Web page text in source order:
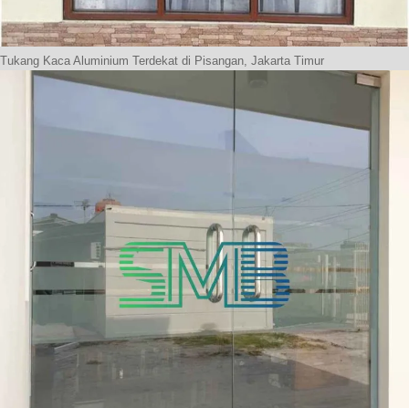
Tukang Kaca Aluminium Terdekat di Pisangan, Jakarta Timur